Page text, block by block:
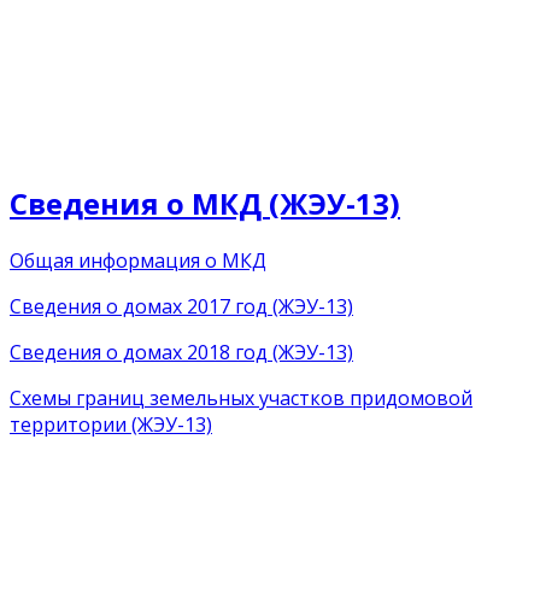
Сведения о МКД (ЖЭУ-13)
Общая информация о МКД
Сведения о домах 2017 год (ЖЭУ-13)
Сведения о домах 2018 год (ЖЭУ-13)
Схемы границ земельных участков придомовой
территории (ЖЭУ-13)